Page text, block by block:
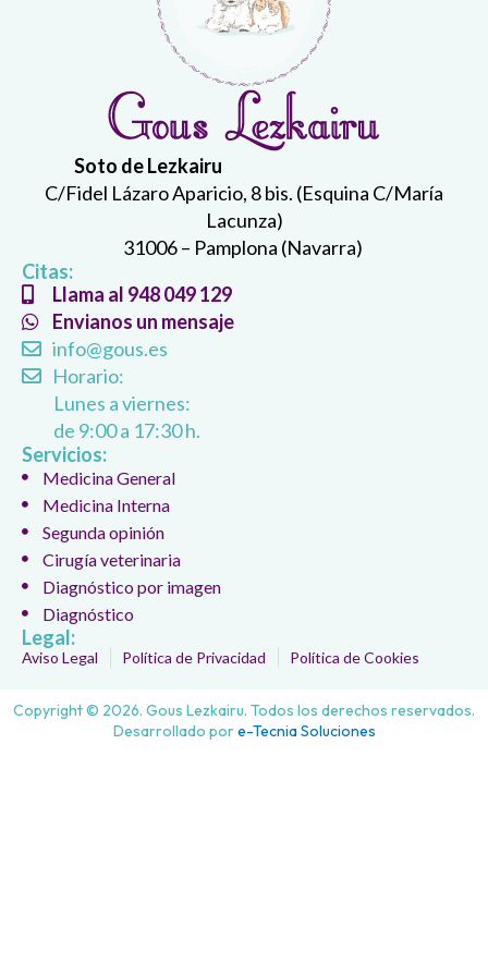
Soto de Lezkairu
C/Fidel Lázaro Aparicio, 8 bis. (Esquina C/María
Lacunza)
31006 – Pamplona (Navarra)
Citas:
Llama al 948 049 129
Envianos un mensaje
info@gous.es
Horario:
Lunes a viernes:
de 9:00 a 17:30 h.
Servicios:
Medicina General
Medicina Interna
Segunda opinión
Cirugía veterinaria
Diagnóstico por imagen
Diagnóstico
Legal:
Aviso Legal Política de Privacidad Política de Cookies
Copyright © 2026. Gous Lezkairu. Todos los derechos reservados.
Desarrollado pore-Tecnia Soluciones